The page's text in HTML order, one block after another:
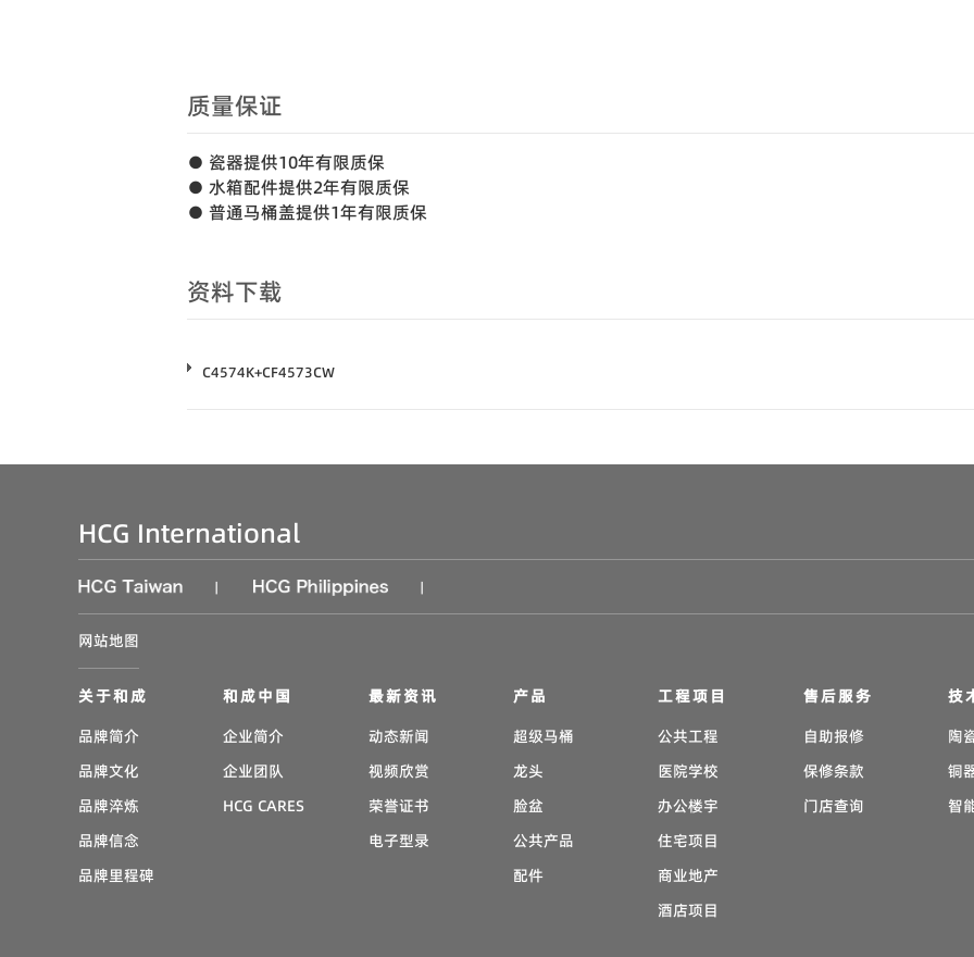
质量保证
● 瓷器提供10年有限质保
● 水箱配件提供2年有限质保
● 普通马桶盖提供1年有限质保
资料下载
C4574K+CF4573CW
HCG International
| |
网站地图
关于和成
品牌简介
品牌文化
品牌淬炼
品牌信念
品牌里程碑
和成中国
企业简介
企业团队
HCG CARES
最新资讯
动态新闻
视频欣赏
荣誉证书
电子型录
产品
超级马桶
龙头
脸盆
公共产品
配件
工程项目
公共工程
医院学校
办公楼宇
住宅项目
商业地产
酒店项目
售后服务
自助报修
保修条款
门店查询
技
陶
铜
智